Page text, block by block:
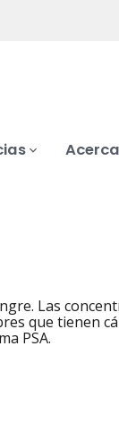
Las
que tienen
PSA.